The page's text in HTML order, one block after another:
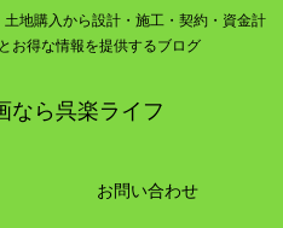
地購入から設計・施工・契約・資金計
お得な情報を提供するブログ
なら呉楽ライフ
お問い合わせ